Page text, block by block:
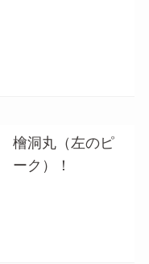
檜洞丸（左のピ
ーク）！